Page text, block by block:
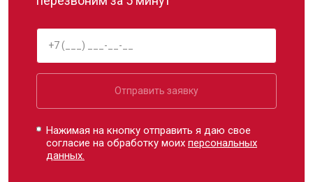
Отправить заявку
Нажимая на кнопку отправить я даю свое
согласие на обработку моихперсональных
данных.